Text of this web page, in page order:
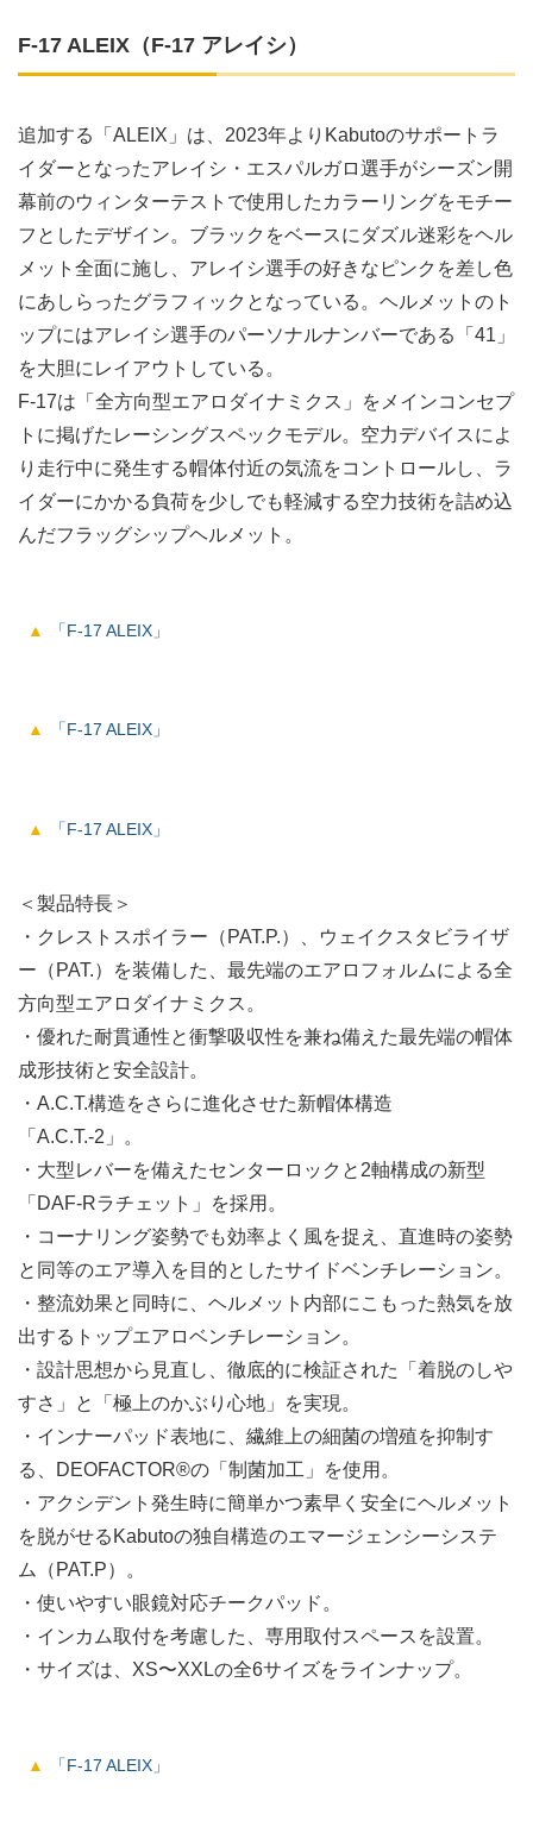
F-17 ALEIX（F-17 アレイシ）
追加する「ALEIX」は、2023年よりKabutoのサポートラ
イダーとなったアレイシ・エスパルガロ選手がシーズン開
幕前のウィンターテストで使用したカラーリングをモチー
フとしたデザイン。ブラックをベースにダズル迷彩をヘル
メット全面に施し、アレイシ選手の好きなピンクを差し色
にあしらったグラフィックとなっている。ヘルメットのト
ップにはアレイシ選手のパーソナルナンバーである「41」
を大胆にレイアウトしている。
F-17は「全方向型エアロダイナミクス」をメインコンセプ
トに掲げたレーシングスペックモデル。空力デバイスによ
り走行中に発生する帽体付近の気流をコントロールし、ラ
イダーにかかる負荷を少しでも軽減する空力技術を詰め込
んだフラッグシップヘルメット。
「F-17 ALEIX」
「F-17 ALEIX」
「F-17 ALEIX」
＜製品特長＞
・クレストスポイラー（PAT.P.）、ウェイクスタビライザ
ー（PAT.）を装備した、最先端のエアロフォルムによる全
方向型エアロダイナミクス。
・優れた耐貫通性と衝撃吸収性を兼ね備えた最先端の帽体
成形技術と安全設計。
・A.C.T.構造をさらに進化させた新帽体構造
「A.C.T.-2」。
・大型レバーを備えたセンターロックと2軸構成の新型
「DAF-Rラチェット」を採用。
・コーナリング姿勢でも効率よく風を捉え、直進時の姿勢
と同等のエア導入を目的としたサイドベンチレーション。
・整流効果と同時に、ヘルメット内部にこもった熱気を放
出するトップエアロベンチレーション。
・設計思想から見直し、徹底的に検証された「着脱のしや
すさ」と「極上のかぶり心地」を実現。
・インナーパッド表地に、繊維上の細菌の増殖を抑制す
る、DEOFACTOR®の「制菌加工」を使用。
・アクシデント発生時に簡単かつ素早く安全にヘルメット
を脱がせるKabutoの独自構造のエマージェンシーシステ
ム（PAT.P）。
・使いやすい眼鏡対応チークパッド。
・インカム取付を考慮した、専用取付スペースを設置。
・サイズは、XS〜XXLの全6サイズをラインナップ。
「F-17 ALEIX」